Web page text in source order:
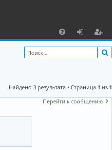
F
A
х
о
ег
и
р
а
Найдено 3 результата • Страница 1 из 1
Перейти к сообщению